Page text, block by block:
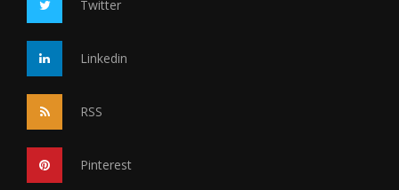
Twitter
Linkedin
RSS
Pinterest